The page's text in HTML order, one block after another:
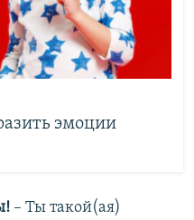
эмоции
– Ты такой(ая)